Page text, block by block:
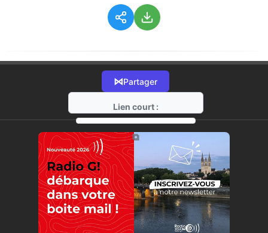
⋈Partager
Lien court :
https://radio-g.fr?5864
⧉